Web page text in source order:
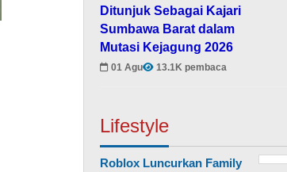
Ditunjuk Sebagai Kajari
Sumbawa Barat dalam
Mutasi Kejagung 2026
01 Agu 13.1K pembaca
Lifestyle
Roblox Luncurkan Family